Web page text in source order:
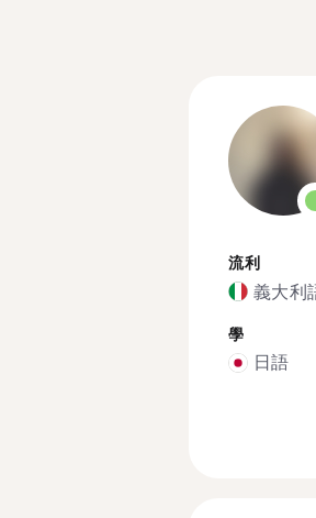
流利
義大利
學
日語